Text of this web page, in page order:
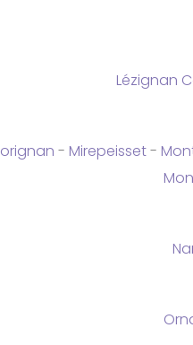
Lézignan
- Mirepeisset-